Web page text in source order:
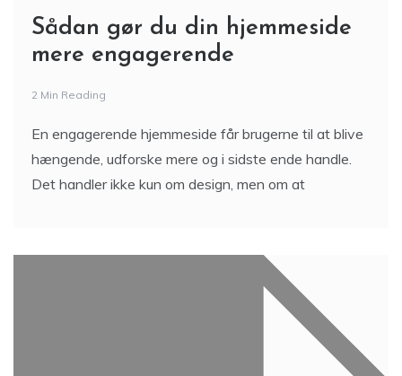
Sådan gør du din hjemmeside
mere engagerende
2 Min Reading
En engagerende hjemmeside får brugerne til at blive
hængende, udforske mere og i sidste ende handle.
Det handler ikke kun om design, men om at